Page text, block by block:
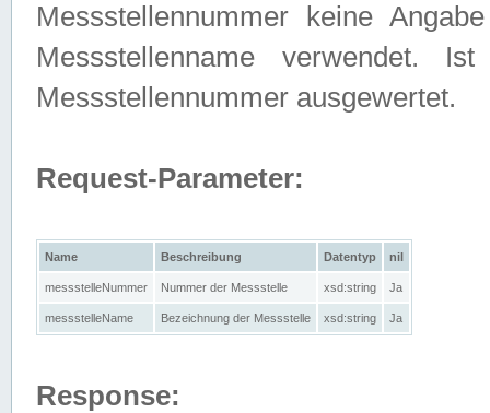
Messstellennummer keine
Messstellenname verwendet.
Messstellennummer ausgewertet.
Request-Parameter:
Name Beschreibung Datentyp nil
messstelleNummer Nummer der Messstelle xsd:string Ja
messstelleName Bezeichnung der Messstelle xsd:string Ja
Response: